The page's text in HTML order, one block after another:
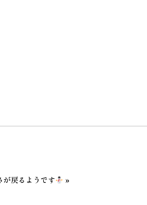
が戻るようです »